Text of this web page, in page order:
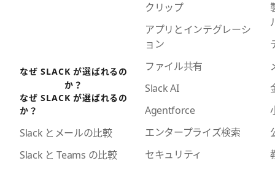
なぜ SLACK が選ばれるの
か？
なぜ SLACK が選ばれるの
か？
Slack とメールの比較
Slack と Teams の比較
クリップ
アプリとインテグレーシ
ョン
ファイル共有
Slack AI
Agentforce
エンタープライズ検索
セキュリティ